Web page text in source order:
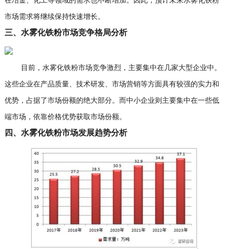
市场需求将继续保持快速增长。
三、水雾化铁粉市场竞争格局分析
目前，水雾化铁粉市场竞争激烈，主要集中在几家大型企业中。
这些企业在产品质量、技术研发、市场营销等方面具有较强的实力和
优势，占据了市场份额的绝大部分。而中小企业则主要集中在一些低
端市场，依靠价格优势获取市场份额。
四、水雾化铁粉市场发展趋势分析